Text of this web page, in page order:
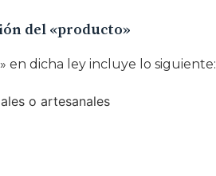
del «producto»
en dicha ley incluye lo siguiente:
o artesanales